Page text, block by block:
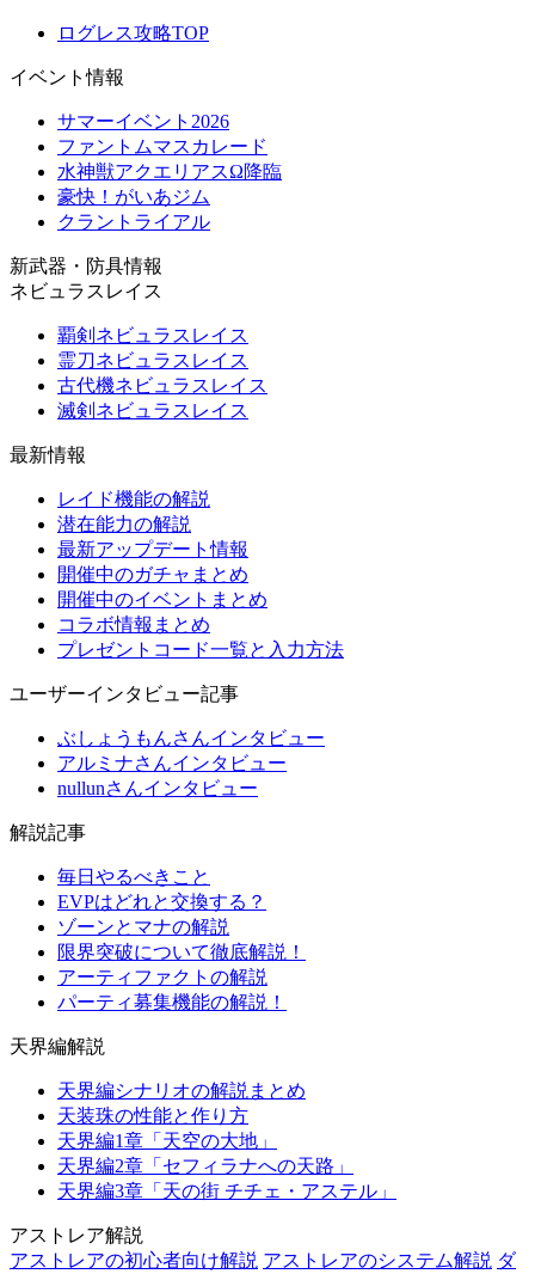
ログレス攻略TOP
イベント情報
サマーイベント2026
ファントムマスカレード
水神獣アクエリアスΩ降臨
豪快！がいあジム
クラントライアル
新武器・防具情報
ネビュラスレイス
覇剣ネビュラスレイス
霊刀ネビュラスレイス
古代機ネビュラスレイス
滅剣ネビュラスレイス
最新情報
レイド機能の解説
潜在能力の解説
最新アップデート情報
開催中のガチャまとめ
開催中のイベントまとめ
コラボ情報まとめ
プレゼントコード一覧と入力方法
ユーザーインタビュー記事
ぶしょうもんさんインタビュー
アルミナさんインタビュー
nullunさんインタビュー
解説記事
毎日やるべきこと
EVPはどれと交換する？
ゾーンとマナの解説
限界突破について徹底解説！
アーティファクトの解説
パーティ募集機能の解説！
天界編解説
天界編シナリオの解説まとめ
天装珠の性能と作り方
天界編1章「天空の大地」
天界編2章「セフィラナへの天路」
天界編3章「天の街 チチェ・アステル」
アストレア解説
アストレアの初心者向け解説 アストレアのシステム解説 ダ